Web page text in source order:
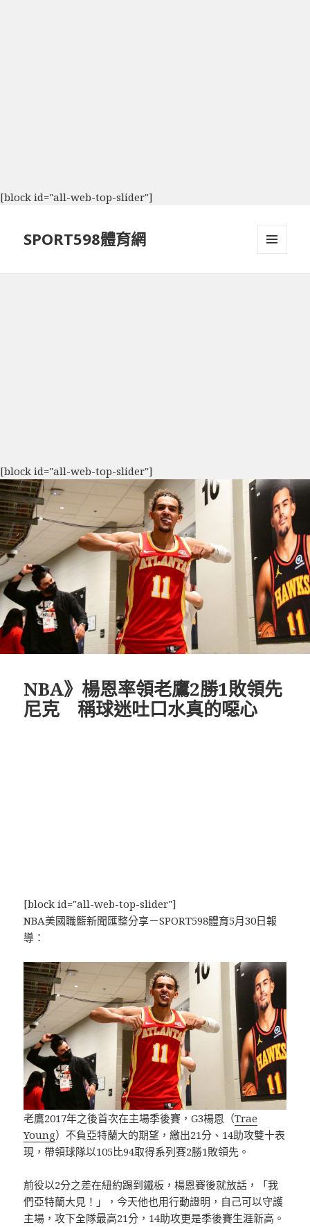
[block id="all-web-top-slider"]
SPORT598體育網
[block id="all-web-top-slider"]
NBA》楊恩率領老鷹2勝1敗領先
尼克 稱球迷吐口水真的噁心
[block id="all-web-top-slider"]
NBA美國職籃新聞匯整分享－SPORT598體育5月30日報
導：
老鷹2017年之後首次在主場季後賽，G3楊恩（Trae
Young）不負亞特蘭大的期望，繳出21分、14助攻雙十表
現，帶領球隊以105比94取得系列賽2勝1敗領先。
前役以2分之差在紐約踢到鐵板，楊恩賽後就放話，「我
們亞特蘭大見！」，今天他也用行動證明，自己可以守護
主場，攻下全隊最高21分，14助攻更是季後賽生涯新高。